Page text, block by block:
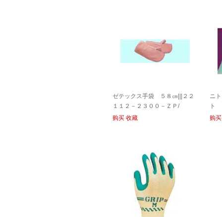
ゼテックス手袋 ５８㎝|||２２
１１２－２３００－ＺＰ/
购买 收藏
ニ
ト
Ｂ
购买